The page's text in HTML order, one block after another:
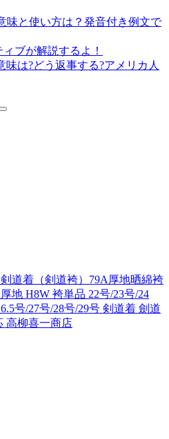
味と使い方は？発音付き例文で
ブが解説するよ！
味は?どう返事する?アメリカ人
道着（剣道袴）79A厚地晒綿袴
地 H8W 袴単品 22号/23号/24
号/27号/28号/29号 剣道着 劍道
高柳喜一商店